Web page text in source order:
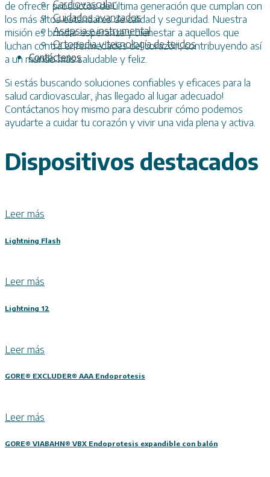
Cardiovascular
Cuidados avanzados
Asepsia e instrumental
Ortopedia y tecnología de tejidos
Contáctenos
de ofrecer productos de última generación que cumplan con
los más altos estándares de calidad y seguridad. Nuestra
misión es brindar esperanza y bienestar a aquellos que
luchan contra enfermedades del corazón, contribuyendo así
a un mundo más saludable y feliz.
Si estás buscando soluciones confiables y eficaces para la
salud cardiovascular, ¡has llegado al lugar adecuado!
Contáctanos hoy mismo para descubrir cómo podemos
ayudarte a cuidar tu corazón y vivir una vida plena y activa.
Dispositivos destacados
Leer más
Lightning Flash
Leer más
Lightning 12
Leer más
GORE® EXCLUDER® AAA Endoprotesis
Leer más
GORE® VIABAHN® VBX Endoprotesis expandible con balón